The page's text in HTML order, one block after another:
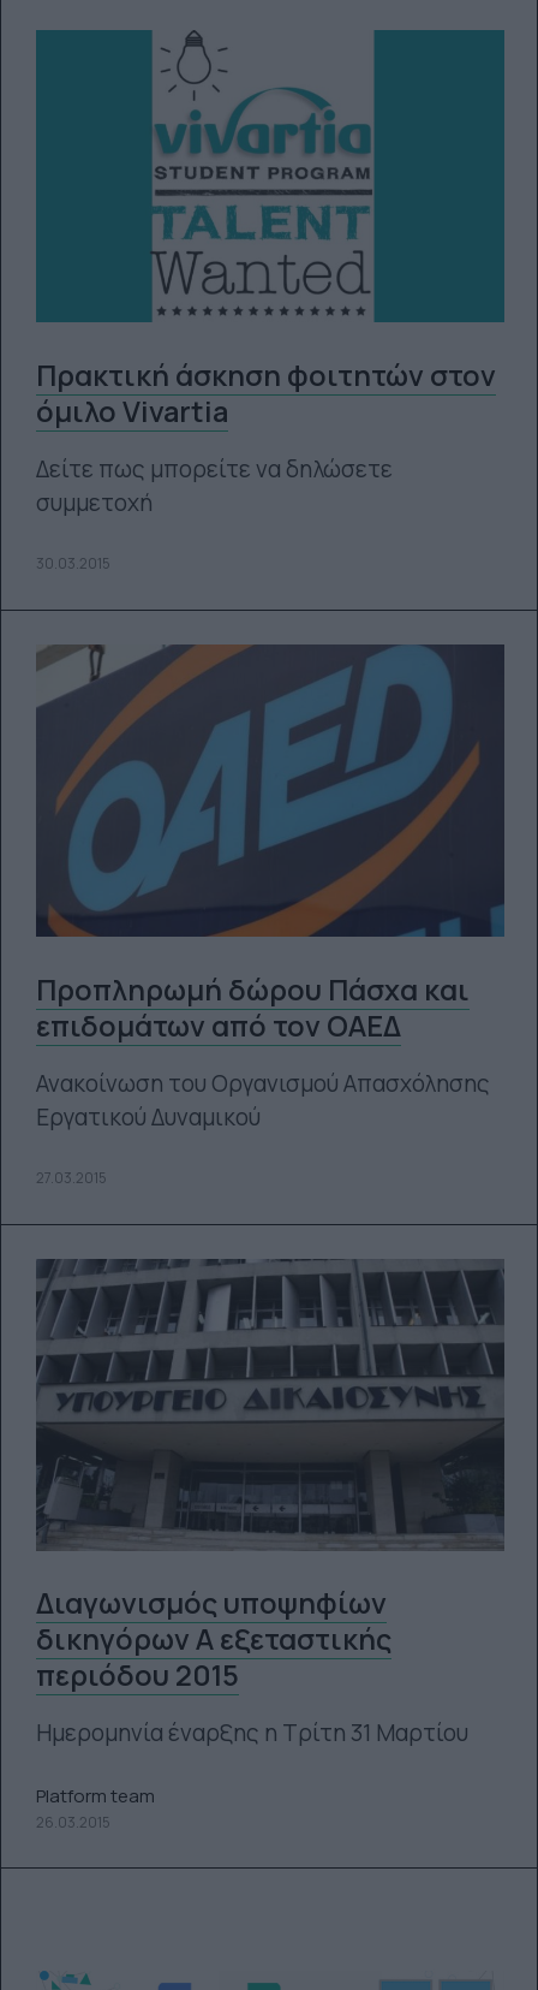
Πρακτική άσκηση φοιτητών στον
όμιλο Vivartia
Δείτε πως μπορείτε να δηλώσετε
συμμετοχή
30.03.2015
Προπληρωμή δώρου Πάσχα και
επιδομάτων από τον ΟΑΕΔ
Ανακοίνωση του Οργανισμού Απασχόλησης
Εργατικού Δυναμικού
27.03.2015
Διαγωνισμός υποψηφίων
δικηγόρων Α εξεταστικής
περιόδου 2015
Ημερομηνία έναρξης η Τρίτη 31 Μαρτίου
Platform team
26.03.2015